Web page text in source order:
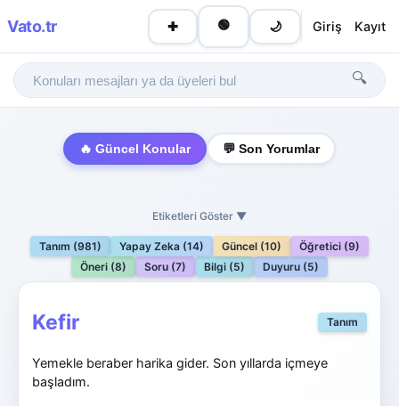
Vato.tr ✚ 🟢 🌙 Giriş Kayıt
🔍
🔥 Güncel Konular 💬 Son Yorumlar
Etiketleri Göster ▼
Tanım (981) Yapay Zeka (14) Güncel (10)
Öğretici (9)
Öneri (8)
Soru (7) Bilgi (5) Duyuru (5)
Kefir Tanım
Yemekle beraber harika gider. Son yıllarda içmeye
başladım.